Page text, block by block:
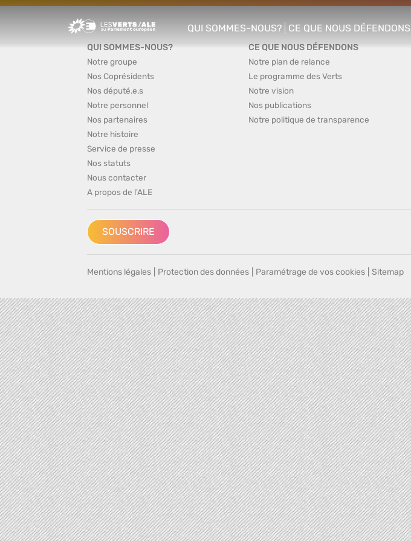
Greens/EFA Home
QUI SOMMES-NOUS?
show/hide sub menu
CE QUE NOUS DÉFENDONS
show/hide sub menu
QUI SOMMES-NOUS?
Notre groupe
Nos Coprésidents
Nos député.e.s
Notre personnel
Nos partenaires
Notre histoire
Service de presse
Nos statuts
Nous contacter
A propos de l'ALE
CE QUE NOUS DÉFENDONS
Notre plan de relance
Le programme des Verts
Notre vision
Nos publications
Notre politique de transparence
SOUSCRIRE
Mentions légales Protection des données Paramétrage de vos cookies Sitemap